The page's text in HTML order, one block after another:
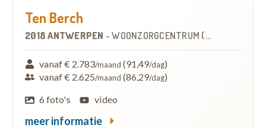
Ten Berch
2018 ANTWERPEN -WOONZORGCENTRUM (WZC)
vanaf € 2.783/maand (91,49/dag)
vanaf € 2.625/maand (86,29/dag)
6 foto's
video
meer informatie